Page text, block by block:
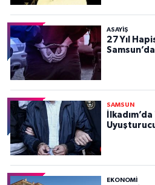
ASAYIŞ
27 Yıl
SAMSUN
EKONOMİ